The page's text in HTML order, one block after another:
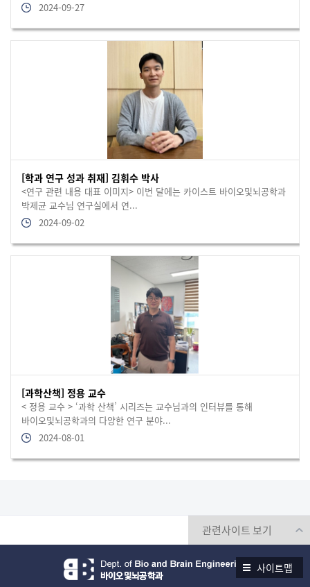
2024-09-27
[학과 연구 성과 취재] 김휘수 박사
<연구 관련 내용 대표 이미지> 이번 달에는 카이스트 바이오및뇌공학과
박제균 교수님 연구실에서 연...
2024-09-02
[과학산책] 정용 교수
< 정용 교수 > ‘과학 산책’ 시리즈는 교수님과의 인터뷰를 통해
바이오및뇌공학과의 다양한 연구 분야...
2024-08-01
사이트맵